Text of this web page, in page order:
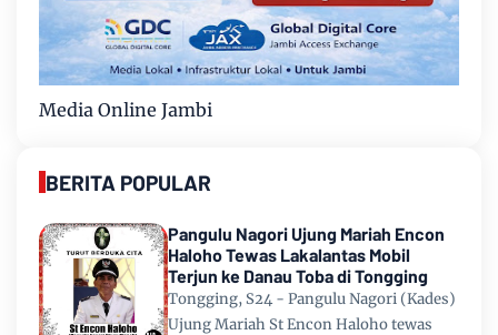
Media Online Jambi
BERITA POPULAR
Pangulu Nagori Ujung Mariah Encon
Haloho Tewas Lakalantas Mobil
Terjun ke Danau Toba di Tongging
Tongging, S24 - Pangulu Nagori (Kades)
Ujung Mariah St Encon Haloho tewas